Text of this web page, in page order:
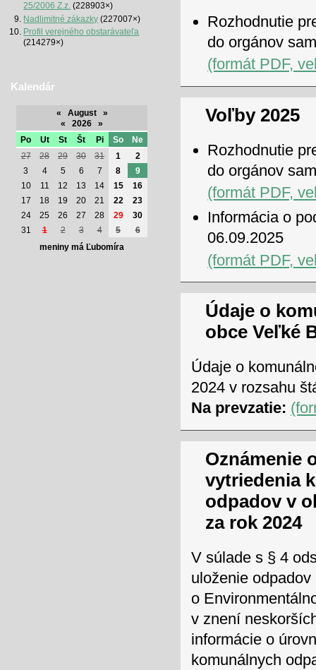
25/2006 Z.z. (228903×)
Nadlimitné zákazky (227007×)
Profil verejného obstarávateľa
(214279×)
Kalendár
« August
»
«
2026
»
Po
Ut St Št Pi So
Ne
27
28 29 30 31 1
2
3
4 5 6 7 8
9
10
11 12 13 14 15
16
17
18 19 20 21 22
23
24
25 26 27 28 29
30
31
1 2 3 4 5
6
meniny má Ľubomíra
Rozhodnutie
do orgánov
(formát PDF,
Voľby 2025
Rozhodnutie
do orgánov
(formát PDF,
Informácia o
06.09.2025
(formát PDF,
Údaje o
obce Veľké
Údaje o
2024 v rozsahu
Na prevzatie:
Oznámenie
vytriedenia
odpadov v
za rok 2024
V súlade s § 4
uloženie
o
v znení
informácie o
komunálnych